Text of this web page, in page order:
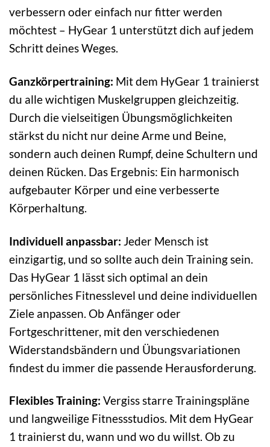
verbessern oder einfach nur fitter werden
möchtest – HyGear 1 unterstützt dich auf jedem
Schritt deines Weges.
Ganzkörpertraining: Mit dem HyGear 1 trainierst
du alle wichtigen Muskelgruppen gleichzeitig.
Durch die vielseitigen Übungsmöglichkeiten
stärkst du nicht nur deine Arme und Beine,
sondern auch deinen Rumpf, deine Schultern und
deinen Rücken. Das Ergebnis: Ein harmonisch
aufgebauter Körper und eine verbesserte
Körperhaltung.
Individuell anpassbar: Jeder Mensch ist
einzigartig, und so sollte auch dein Training sein.
Das HyGear 1 lässt sich optimal an dein
persönliches Fitnesslevel und deine individuellen
Ziele anpassen. Ob Anfänger oder
Fortgeschrittener, mit den verschiedenen
Widerstandsbändern und Übungsvariationen
findest du immer die passende Herausforderung.
Flexibles Training: Vergiss starre Trainingspläne
und langweilige Fitnessstudios. Mit dem HyGear
1 trainierst du, wann und wo du willst. Ob zu